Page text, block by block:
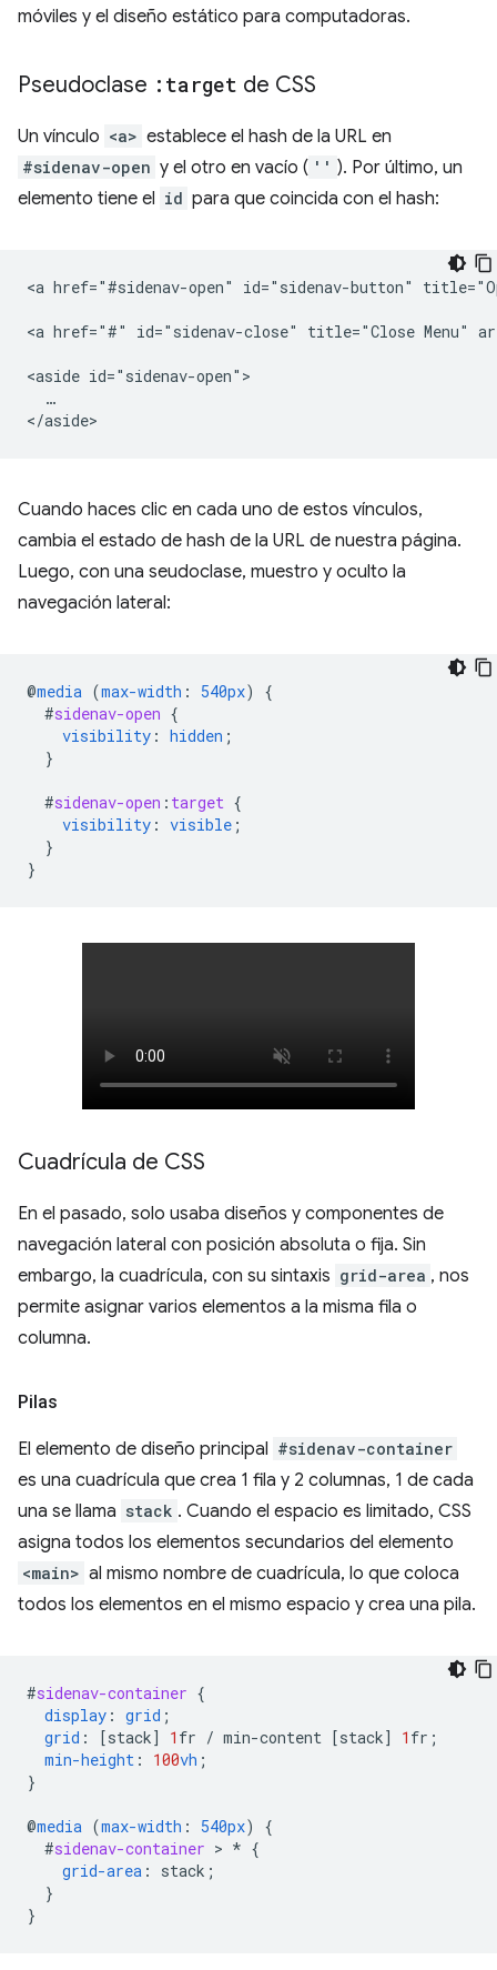
móviles y el diseño estático para computadoras.
Pseudoclase :target de CSS
Un vínculo <a> establece el hash de la URL en
#sidenav-open y el otro en vacío ( '' ). Por último, un
elemento tiene el id para que coincida con el hash:
<a href="#sidenav-open" id="sidenav-button"
<a href="#" id="sidenav-close" title="Close Menu"
<aside id="sidenav-open">
  …
Cuando haces clic en cada uno de estos vínculos,
cambia el estado de hash de la URL de nuestra página.
Luego, con una seudoclase, muestro y oculto la
navegación lateral:
@media (max-width : 540px)
{
#sidenav-open {
visibility : hidden ;
}
#sidenav-open : target {
visibility : visible ;
}
}
Cuadrícula de CSS
En el pasado, solo usaba diseños y componentes de
navegación lateral con posición absoluta o fija. Sin
embargo, la cuadrícula, con su sintaxis grid-area , nos
permite asignar varios elementos a la misma fila o
columna.
Pilas
El elemento de diseño principal #sidenav-container
es una cuadrícula que crea 1 fila y 2 columnas, 1 de cada
una se llama stack . Cuando el espacio es limitado, CSS
asigna todos los elementos secundarios del elemento
<main> al mismo nombre de cuadrícula, lo que coloca
todos los elementos en el mismo espacio y crea una pila.
#sidenav-container {
display : grid ;
grid : [stack] 1 fr / min-content [stack] 1 fr ;
min-height : 100vh ;
}
@media (max-width : 540px)
{
#sidenav-container > * {
grid-area : stack ;
}
}